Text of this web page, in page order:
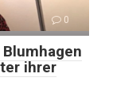
0
ihrer